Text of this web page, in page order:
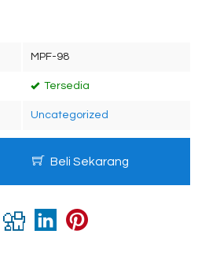
MPF-98
Tersedia
Uncategorized
Beli Sekarang